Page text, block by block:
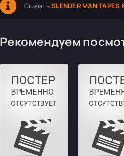
СкачатьSLENDER MAN TAPES
Рекомендуем